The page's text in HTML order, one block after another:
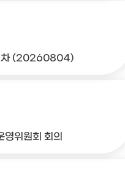
차 (20260804)
위원회 회의